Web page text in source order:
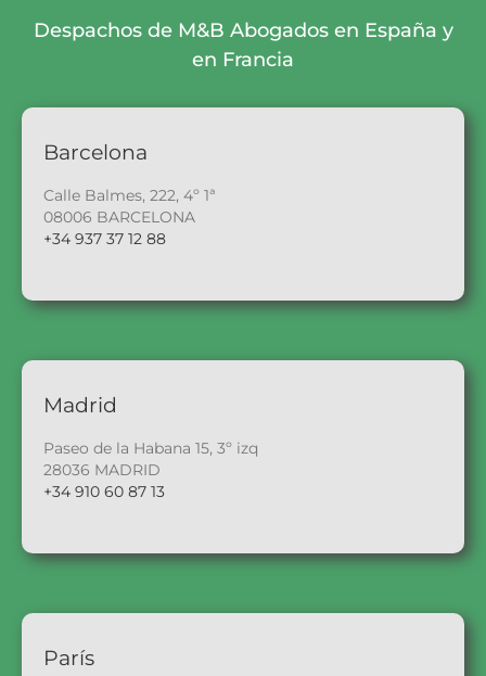
Despachos de M&B Abogados en España y
en Francia
Barcelona
Calle Balmes, 222, 4º 1ª
08006 BARCELONA
+34 937 37 12 88
Madrid
Paseo de la Habana 15, 3º izq
28036 MADRID
+34 910 60 87 13
París